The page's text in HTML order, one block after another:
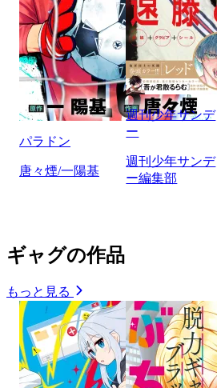
パラドン
唐々煙/一陽基
週刊少年サンデ
ー
週刊少年サンデ
ー編集部
ギャグの作品
もっと見る